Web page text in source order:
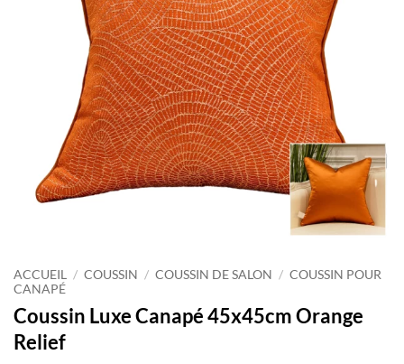
ACCUEIL / COUSSIN / COUSSIN DE SALON / COUSSIN POUR
CANAPÉ
Coussin Luxe Canapé 45x45cm Orange
Relief